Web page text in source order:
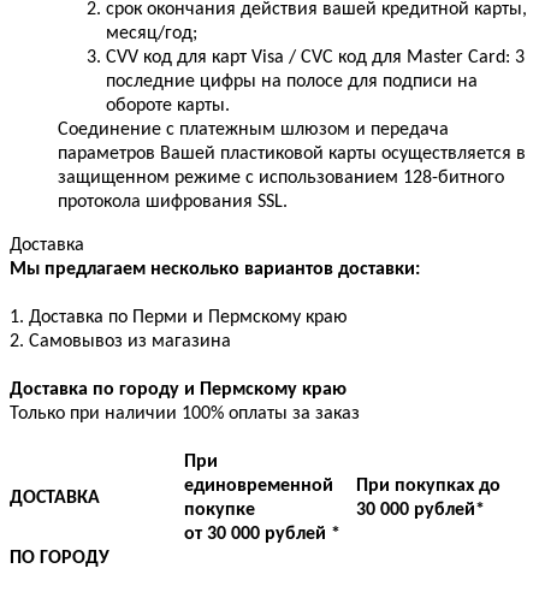
cрок окончания действия вашей кредитной карты,
месяц/год;
CVV код для карт Visa / CVC код для Master Card: 3
последние цифры на полосе для подписи на
обороте карты.
Соединение с платежным шлюзом и передача
параметров Вашей пластиковой карты осуществляется в
защищенном режиме с использованием 128-битного
протокола шифрования SSL.
Доставка
Мы предлагаем несколько вариантов доставки:
1. Доставка по Перми и Пермскому краю
2. Самовывоз из магазина
Доставка по городу и Пермскому краю
Только при наличии 100% оплаты за заказ
ДОСТАВКА
При
единовременной
покупке
от 30 000 рублей *
При покупках до
30 000 рублей*
ПО ГОРОДУ